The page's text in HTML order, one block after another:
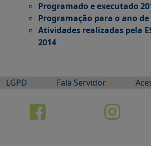
Programado e executado
Programação para o ano de
Atividades realizadas pela
2014
LGPD Fala Servidor